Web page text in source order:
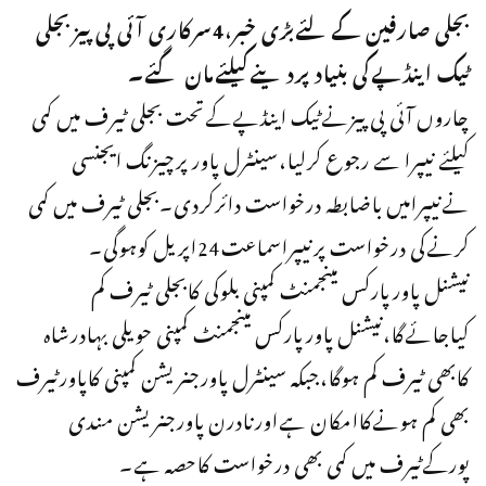
بجلی صارفین کےلئےبڑی خبر،4سرکاری آئی پی پیزبجلی
ٹیک اینڈپےکی بنیادپردینےکیلئےمان گئے۔
چاروں آئی پی پیزنےٹیک اینڈپےکےتحت بجلی ٹیرف میں کمی
کیلئے نیپرا سے رجوع کرلیا،سینٹرل پاور پرچیزنگ ایجنسی
نےنیپرامیں باضابطہ درخواست دائرکردی۔بجلی ٹیرف میں کمی
کرنےکی درخواست پرنیپراسماعت24اپریل کوہوگی۔
نیشنل پاورپارکس مینجمنٹ کمپنی بلوکی کابجلی ٹیرف کم
کیاجائےگا،نیشنل پاورپارکس مینجمنٹ کمپنی حویلی بہادرشاہ
کابھی ٹیرف کم ہوگا،جبکہ سینٹرل پاورجنریشن کمپنی کاپاورٹیرف
بھی کم ہونےکاامکان ہےاورنادرن پاورجنریشن مندی
پورکےٹیرف میں کمی بھی درخواست کاحصہ ہے۔